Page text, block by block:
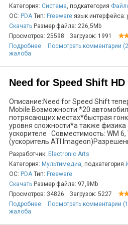
Категория: Система, подкатегория
ОС: PDAТип: Freeware язык интерфейса:
Скачать Размер файла: 226,5Mb
Просмотров: 25598
Загрузок: 1991
Подробнее
Посмотреть комментарии
жалоба
Need for Speed Shift HD
Описание:Need for Speed Shift
Mobile.Возможности:*20
потрясающих местах*быстрая
уровня сложности*а также физика
ускорителе Совместимость: WM 6,
(ускоритель ATI
Разработчик: Electronic Arts
Категория: Мультимедиа, подкатегория
ОС: PDAТип: Freeware
Скачать Размер файла: 97,9Mb
Просмотров: 34826
Загрузок: 5227
Подробнее
Посмотреть комментарии
жалоба